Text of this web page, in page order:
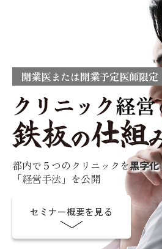
開業医または開業予定医師限定
都内で５つのクリニックを黒字化
「経営手法」を公開
セミナー概要を見る